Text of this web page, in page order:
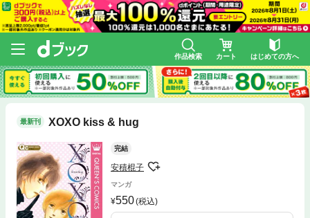
作品検索 カート はじめての方へ
最新刊 XOXO kiss & hug
完結
安積棍子
マンガ
550(税込)